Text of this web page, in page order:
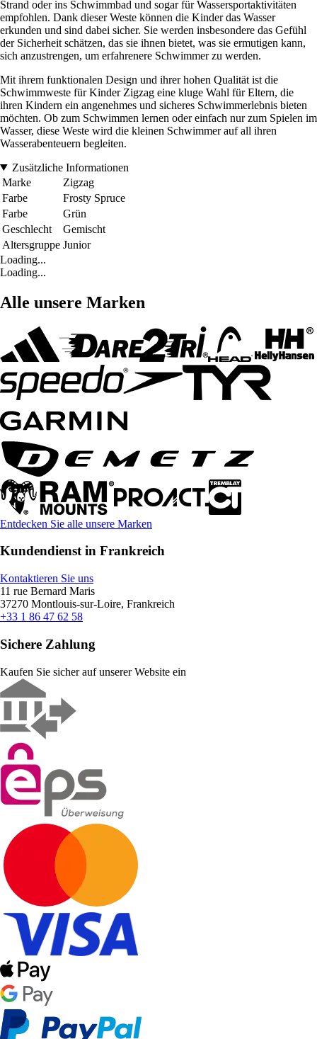
Strand oder ins Schwimmbad und sogar für Wassersportaktivitäten
empfohlen. Dank dieser Weste können die Kinder das Wasser
erkunden und sind dabei sicher. Sie werden insbesondere das Gefühl
der Sicherheit schätzen, das sie ihnen bietet, was sie ermutigen kann,
sich anzustrengen, um erfahrenere Schwimmer zu werden.
Mit ihrem funktionalen Design und ihrer hohen Qualität ist die
Schwimmweste für Kinder Zigzag eine kluge Wahl für Eltern, die
ihren Kindern ein angenehmes und sicheres Schwimmerlebnis bieten
möchten. Ob zum Schwimmen lernen oder einfach nur zum Spielen im
Wasser, diese Weste wird die kleinen Schwimmer auf all ihren
Wasserabenteuern begleiten.
Zusätzliche Informationen
Marke
Zigzag
Farbe
Frosty Spruce
Farbe
Grün
Geschlecht
Gemischt
Altersgruppe Junior
Loading...
Loading...
Alle unsere Marken
Entdecken Sie alle unsere Marken
Kundendienst in Frankreich
Kontaktieren Sie uns
11 rue Bernard Maris
37270 Montlouis-sur-Loire, Frankreich
+33 1 86 47 62 58
Sichere Zahlung
Kaufen Sie sicher auf unserer Website ein